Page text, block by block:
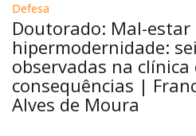
Defesa
Doutorado: Mal-
hipermodernidade:
observadas na clínica
consequências |
Alves de Moura